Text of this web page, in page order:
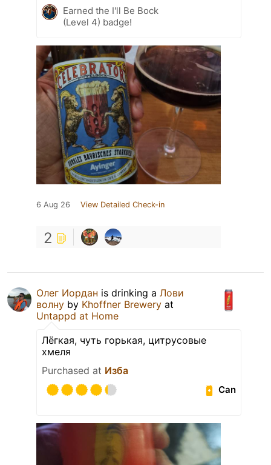
Earned the I'll Be Bock
(Level 4) badge!
6 Aug 26 View Detailed Check-in
2
Олег Иордан is drinking a Лови
волну by Khoffner Brewery at
Untappd at Home
Лёгкая, чуть горькая, цитрусовые
хмеля
Purchased at Изба
Can